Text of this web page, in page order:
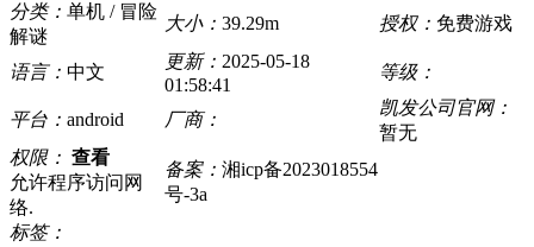
分类： 单机 / 冒险
解谜
大小： 39.29m 授权： 免费游戏
语言： 中文
更新： 2025-05-18
01:58:41
等级：
平台： android 厂商：
凯发公司官网：
暂无
权限： 查看
允许程序访问网
络.
备案： 湘icp备2023018554
号-3a
标签：